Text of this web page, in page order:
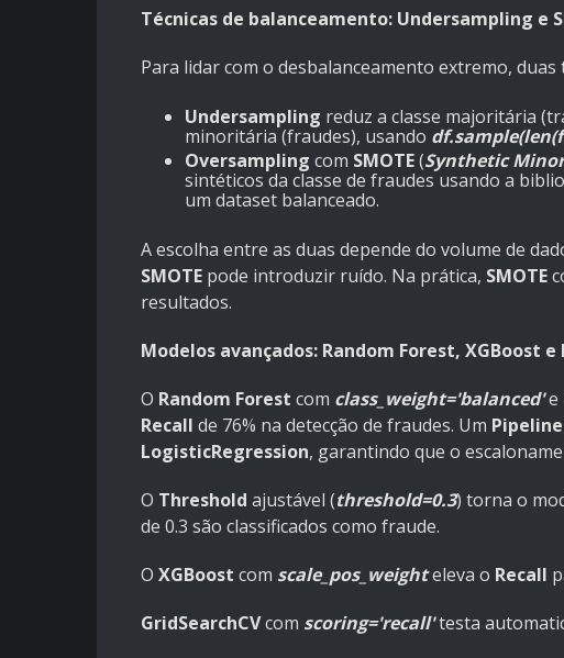
Técnicas de balanceamento: Undersampling e
Para lidar com o desbalanceamento extremo, duas
Undersampling reduz a classe majoritária
minoritária (fraudes), usando
Oversampling com SMOTE(Synthetic
sintéticos da classe de fraudes usando a
um dataset balanceado.
A escolha entre as duas depende do volume de
SMOTE pode introduzir ruído. Na prática, SMOTE
resultados.
Modelos avançados: Random Forest, XGBoost e
O Random Forest com class_weight='balanced'e
Recall de 76% na detecção de fraudes. Um Pipeline
LogisticRegression, garantindo que o
O Threshold ajustável (threshold=0.3) torna o
de 0.3 são classificados como fraude.
O XGBoost com scale_pos_weighteleva o Recall
GridSearchCVcom scoring='recall'testa